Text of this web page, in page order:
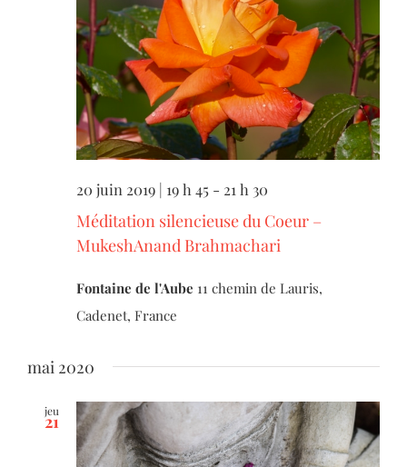
20 juin 2019 | 19 h 45 - 21 h 30
Méditation silencieuse du Coeur –
MukeshAnand Brahmachari
Fontaine de l'Aube 11 chemin de Lauris,
Cadenet, France
mai 2020
jeu
21